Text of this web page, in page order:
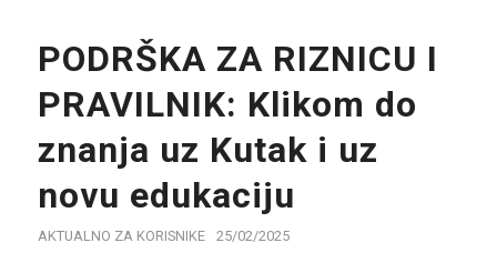
PODRŠKA ZA RIZNICU I
PRAVILNIK: Klikom do
znanja uz Kutak i uz
novu edukaciju
AKTUALNO ZA KORISNIKE 25/02/2025